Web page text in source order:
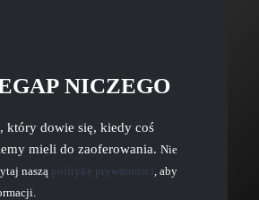
NICZEGO
który dowie się, kiedy coś
mieli do zaoferowania. Nie
naszą politykę prywatności , aby